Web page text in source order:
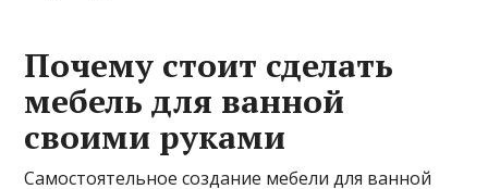
Почему стоит сделать
мебель для ванной
своими руками
Самостоятельное создание мебели для ванной